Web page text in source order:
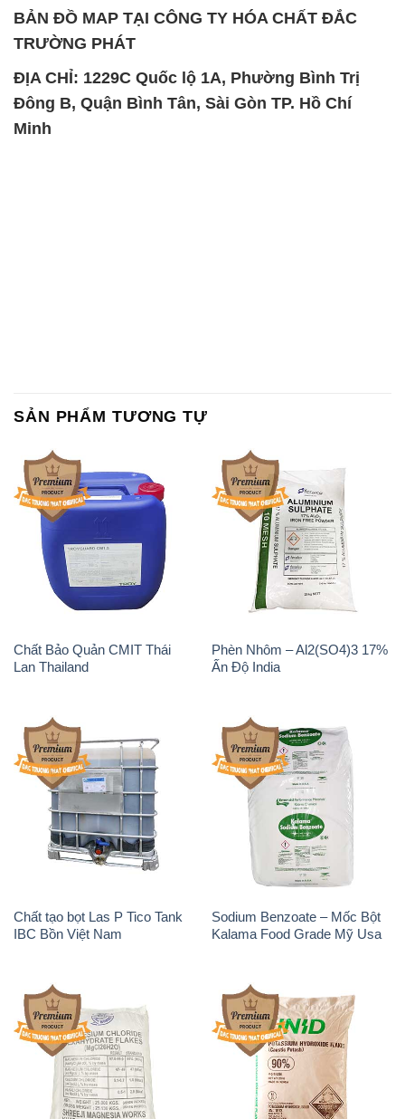
BẢN ĐỒ MAP TẠI CÔNG TY HÓA CHẤT ĐẮC
TRƯỜNG PHÁT
ĐỊA CHỈ: 1229C Quốc lộ 1A, Phường Bình Trị
Đông B, Quận Bình Tân, Sài Gòn TP. Hồ Chí
Minh
SẢN PHẨM TƯƠNG TỰ
Chất Bảo Quản CMIT Thái
Lan Thailand
Phèn Nhôm – Al2(SO4)3 17%
Ấn Độ India
Chất tạo bọt Las P Tico Tank
IBC Bồn Việt Nam
Sodium Benzoate – Mốc Bột
Kalama Food Grade Mỹ Usa